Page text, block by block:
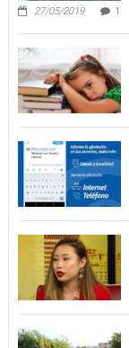
27/05/2019 1